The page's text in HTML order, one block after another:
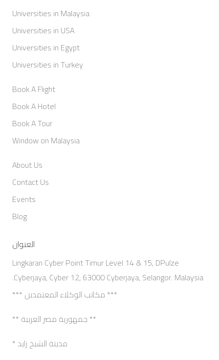
Universities in Malaysia
Universities in USA
Universities in Egypt
Universities in Turkey
Book A Flight
Book A Hotel
Book A Tour
Window on Malaysia
About Us
Contact Us
Events
Blog
العنوان
Lingkaran Cyber Point Timur Level 14 & 15, DPulze
Cyberjaya, Cyber 12, 63000 Cyberjaya, Selangor. Malaysia.
*** مكاتب الوكلاء المعتمدين ***
** جمهورية مصر العربية **
مدينة الشيخ زايد *